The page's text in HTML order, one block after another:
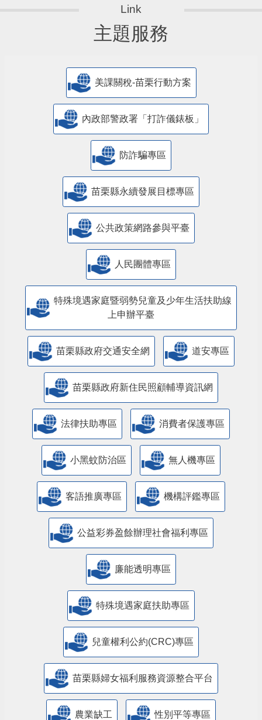
主題服務
美課關稅-苗栗行動方案
內政部警政署「打詐儀錶板」
防詐騙專區
苗栗縣永續發展目標專區
公共政策網路參與平臺
人民團體專區
特殊境遇家庭暨弱勢兒童及少年生活扶助線
上申辦平臺
苗栗縣政府交通安全網 道安專區
苗栗縣政府新住民照顧輔導資訊網
法律扶助專區 消費者保護專區
小黑蚊防治區 無人機專區
客語推廣專區 機構評鑑專區
公益彩券盈餘辦理社會福利專區
廉能透明專區
特殊境遇家庭扶助專區
兒童權利公約(CRC)專區
苗栗縣婦女福利服務資源整合平台
農業缺工 性別平等專區